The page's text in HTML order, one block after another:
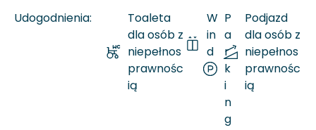
Udogodnienia:
Toaleta
dla osób z
niepełnos
prawnośc
ią
W
in
d
a
P
a
r
k
i
n
g
Podjazd
dla osób z
niepełnos
prawnośc
ią